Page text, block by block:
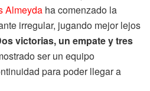
Almeyda ha comenzado la
irregular, jugando mejor lejos
victorias, un empate y tres
ser un equipo
para poder llegar a